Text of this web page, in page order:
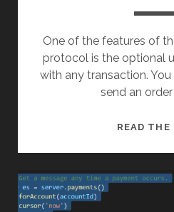
One of the features of
protocol is the optional
with any transaction.
send an
READ THE